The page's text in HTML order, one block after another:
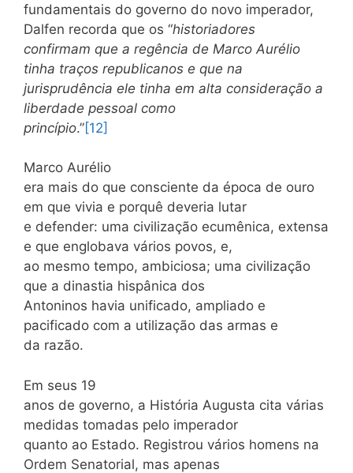
fundamentais do governo do novo imperador,
Dalfen recorda que os “historiadores
confirmam que a regência de Marco Aurélio
tinha traços republicanos e que na
jurisprudência ele tinha em alta consideração a
liberdade pessoal como
princípio.”[12]
Marco Aurélio
era mais do que consciente da época de ouro
em que vivia e porquê deveria lutar
e defender: uma civilização ecumênica, extensa
e que englobava vários povos, e,
ao mesmo tempo, ambiciosa; uma civilização
que a dinastia hispânica dos
Antoninos havia unificado, ampliado e
pacificado com a utilização das armas e
da razão.
Em seus 19
anos de governo, a História Augusta cita várias
medidas tomadas pelo imperador
quanto ao Estado. Registrou vários homens na
Ordem Senatorial, mas apenas